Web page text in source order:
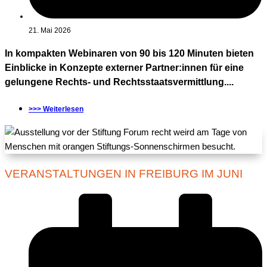
21. Mai 2026
In kompakten Webinaren von 90 bis 120 Minuten bieten
Einblicke in Konzepte externer Partner:innen für eine
gelungene Rechts- und Rechtsstaatsvermittlung....
>>> Weiterlesen
VERANSTALTUNGEN IN FREIBURG IM JUNI